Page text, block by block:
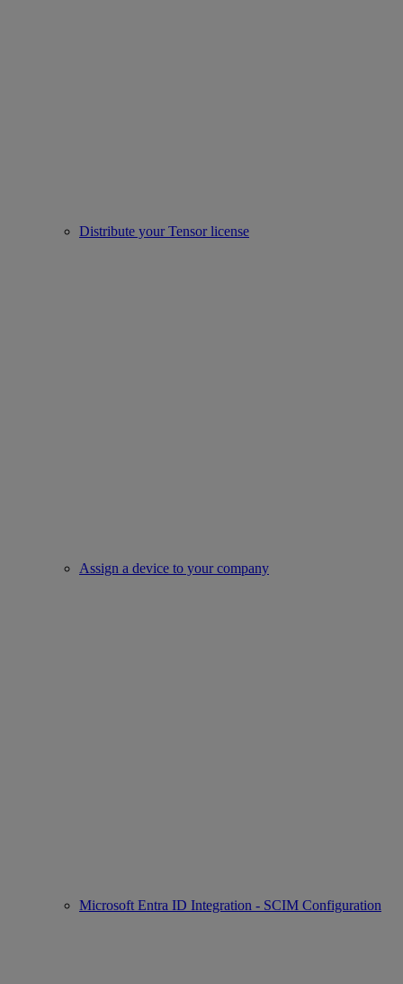
Distribute your Tensor license
Assign a device to your company
Microsoft Entra ID Integration - SCIM Configuration